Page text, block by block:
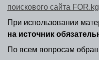
поискового сайта FOR.kg
При использовании
на источник
По всем вопросам